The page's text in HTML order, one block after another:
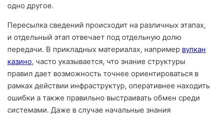
одно другое.
Пересылка сведений происходит на различных этапах,
и отдельный этап отвечает под отдельную долю
передачи. В прикладных материалах, например вулкан
казино, часто указывается, что знание структуры
правил дает возможность точнее ориентироваться в
рамках действии инфраструктур, оперативнее находить
ошибки а также правильно выстраивать обмен среди
системами. Даже в случае начальные знания